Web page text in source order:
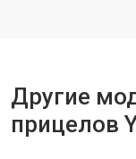
Другие
прицелов